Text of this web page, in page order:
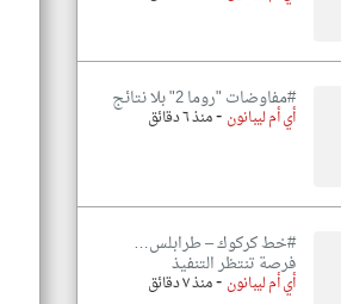
#مفاوضات "روما 2" بلا نتائج
أي أم ليبانون -منذ ٦ دقائق
#خط كركوك – طرابلس…
فرصة تنتظر التنفيذ
أي أم ليبانون-منذ ٧ دقائق